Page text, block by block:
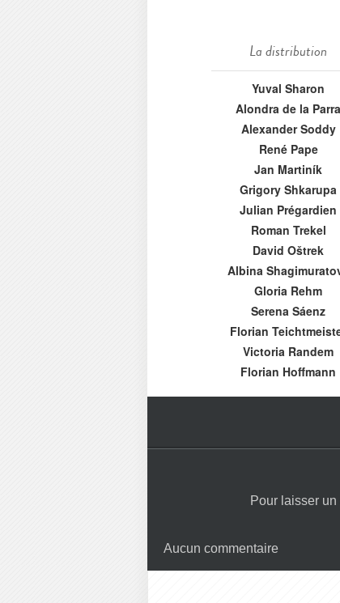
La distribution
Yuval Sharon
Alondra de la Parra
Alexander Soddy
René Pape
Jan Martiník
Grigory Shkarupa
Julian Prégardien
Roman Trekel
David Oštrek
Albina
Gloria Rehm
Serena Sáenz
Florian
Victoria Randem
Florian Hoffmann
Pour laisser
Aucun commentaire